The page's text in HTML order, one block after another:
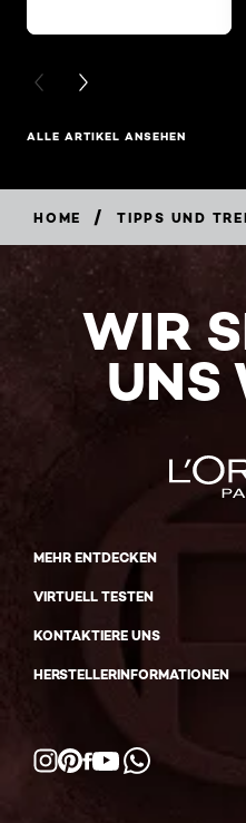
PREVIOUS CARD
NEXT CARD
ALLE ARTIKEL ANSEHEN
HOME / TIPPS UND
WIR
UNS
MEHR ENTDECKEN
VIRTUELL TESTEN
KONTAKTIERE UNS
HERSTELLERINFORMATIONEN
Facebook
YouTube